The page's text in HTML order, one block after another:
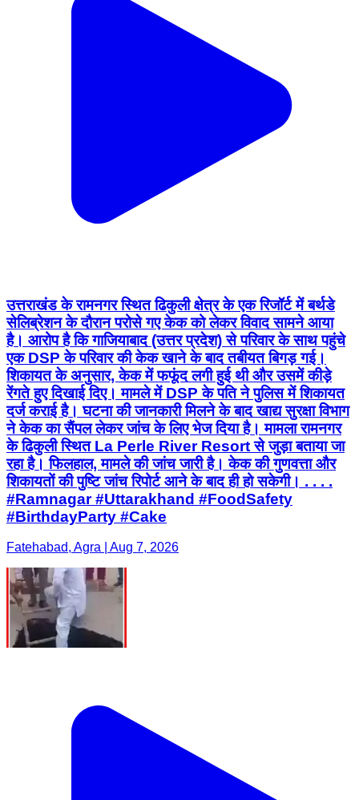
उत्तराखंड के रामनगर स्थित ढिकुली क्षेत्र के एक रिजॉर्ट में बर्थडे
सेलिब्रेशन के दौरान परोसे गए केक को लेकर विवाद सामने आया
है। आरोप है कि गाजियाबाद (उत्तर प्रदेश) से परिवार के साथ पहुंचे
एक DSP के परिवार की केक खाने के बाद तबीयत बिगड़ गई।
शिकायत के अनुसार, केक में फफूंद लगी हुई थी और उसमें कीड़े
रेंगते हुए दिखाई दिए। मामले में DSP के पति ने पुलिस में शिकायत
दर्ज कराई है। घटना की जानकारी मिलने के बाद खाद्य सुरक्षा विभाग
ने केक का सैंपल लेकर जांच के लिए भेज दिया है। मामला रामनगर
के ढिकुली स्थित La Perle River Resort से जुड़ा बताया जा
रहा है। फिलहाल, मामले की जांच जारी है। केक की गुणवत्ता और
शिकायतों की पुष्टि जांच रिपोर्ट आने के बाद ही हो सकेगी। . . . .
#Ramnagar #Uttarakhand #FoodSafety
#BirthdayParty #Cake
Fatehabad, Agra | Aug 7, 2026